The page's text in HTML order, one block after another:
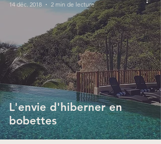
L'envie d'hiberner en
bobettes
14 déc. 2018
2 min de lecture